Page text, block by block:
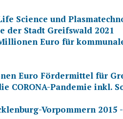
Science und
der Stadt Greifswald 2021
Euro für
Euro Fördermittel für
CORONA-Pandemie inkl.
Vorpommern 2015